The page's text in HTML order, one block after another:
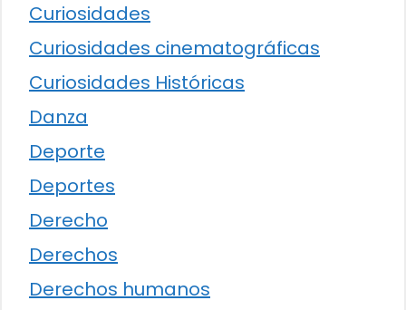
Curiosidades
Curiosidades cinematográficas
Curiosidades Históricas
Danza
Deporte
Deportes
Derecho
Derechos
Derechos humanos